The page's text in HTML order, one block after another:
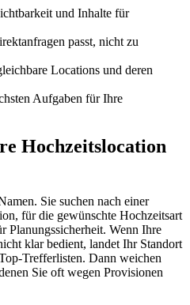
und Inhalte für
passt, nicht zu
Locations und deren
Aufgaben für Ihre
Hochzeitslocation
Sie suchen nach einer
für die gewünschte Hochzeitsart
Planungssicherheit. Wenn Ihre
klar bedient, landet Ihr Standort
Trefferlisten. Dann weichen
Sie oft wegen Provisionen